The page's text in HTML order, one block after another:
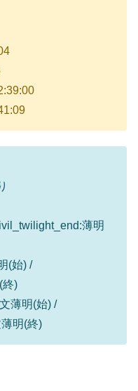
薄明
(始) /
終)
薄明(始) /
明(終)